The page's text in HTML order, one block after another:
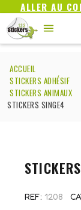
ALLER AU
ACCUEIL
STICKERS ADHÉSIF
STICKERS ANIMAUX
STICKERS SINGE4
REF 1208